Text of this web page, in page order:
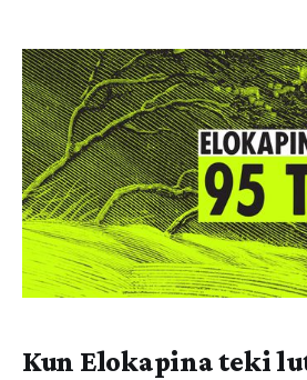
planeetta ja että meillä oli kaikki
Mutta ihmiset olivat peloissaan. He
Kun Elokapina teki